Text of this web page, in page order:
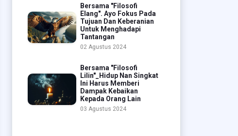
Bersama "Filosofi
Elang". Ayo Fokus Pada
Tujuan Dan Keberanian
Untuk Menghadapi
Tantangan
02 Agustus 2024
Bersama "Filosofi
Lilin"_Hidup Nan Singkat
Ini Harus Memberi
Dampak Kebaikan
Kepada Orang Lain
03 Agustus 2024